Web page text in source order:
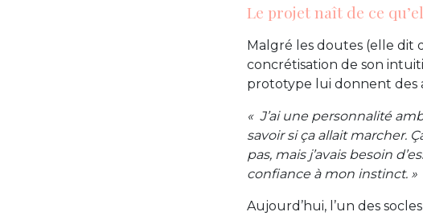
Le projet naît de ce
Malgré les doutes (elle dit
concrétisation de son
prototype lui donnent des
« J’ai une personnalité
savoir si ça allait marcher.
pas, mais j’avais besoin
confiance à mon instinct. »
Aujourd’hui, l’un des